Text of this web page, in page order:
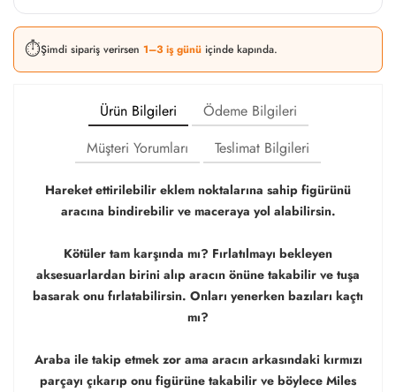
⏱️Şimdi sipariş verirsen 1–3 iş günü içinde kapında.
Ürün Bilgileri
Ödeme Bilgileri
Müşteri Yorumları
Teslimat Bilgileri
Hareket ettirilebilir eklem noktalarına sahip figürünü
aracına bindirebilir ve maceraya yol alabilirsin.
Kötüler tam karşında mı? Fırlatılmayı bekleyen
aksesuarlardan birini alıp aracın önüne takabilir ve tuşa
basarak onu fırlatabilirsin. Onları yenerken bazıları kaçtı
mı?
Araba ile takip etmek zor ama aracın arkasındaki kırmızı
parçayı çıkarıp onu figürüne takabilir ve böylece Miles